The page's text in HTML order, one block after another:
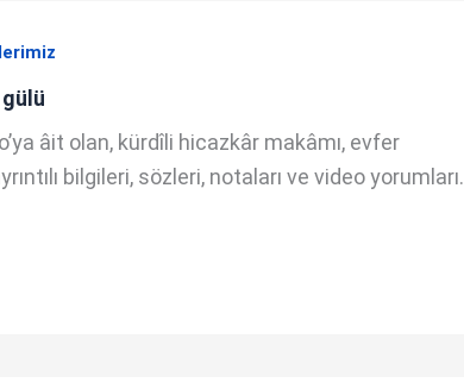
gülü
âit olan, kürdîli hicazkâr makâmı, evfer
bilgileri, sözleri, notaları ve video yorumları.